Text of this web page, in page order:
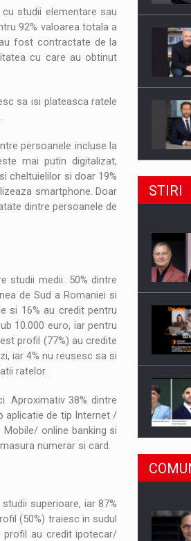
studii elementare sau
92% valoarea totala a
fost contractate de la
cu care au obtinut
sa isi plateasca ratele
persoanele incluse la
mai putin digitalizat,
cheltuielilor si doar 19%
smartphone. Doar
dintre persoanele de
studii medii. 50% dintre
de Sud a Romaniei si
si 16% au credit pentru
10.000 euro, iar pentru
profil (77%) au credite
iar 4% nu reusesc sa si
ratelor.
Aproximativ 38% dintre
aplicatie de tip Internet /
online banking si
numerar si card.
superioare, iar 87%
(50%) traiesc in sudul
profil au credit ipotecar/
STIRI